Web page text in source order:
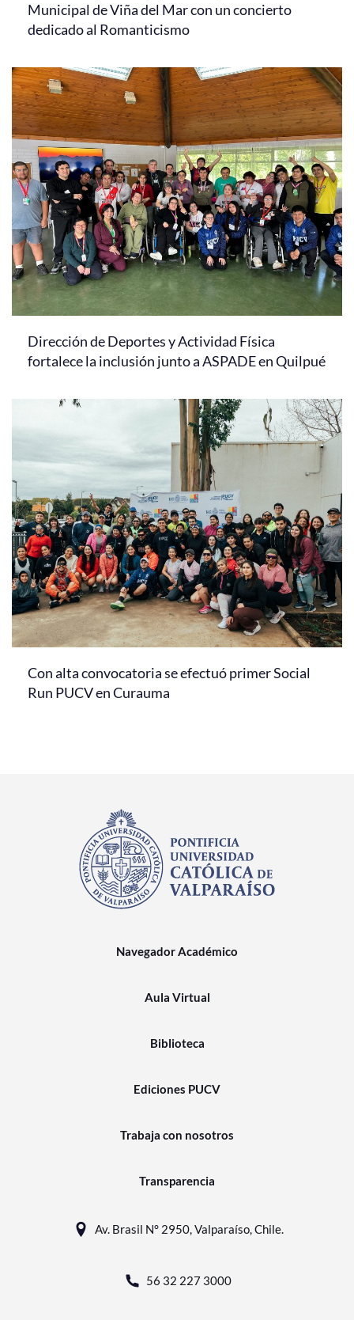
Municipal de Viña del Mar con un concierto
dedicado al Romanticismo
Dirección de Deportes y Actividad Física
fortalece la inclusión junto a ASPADE en Quilpué
Con alta convocatoria se efectuó primer Social
Run PUCV en Curauma
Navegador Académico
Aula Virtual
Biblioteca
Ediciones PUCV
Trabaja con nosotros
Transparencia
Av. Brasil N° 2950, Valparaíso, Chile.
56 32 227 3000